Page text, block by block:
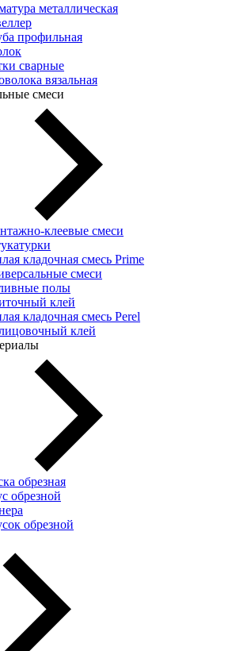
металлическая
профильная
сварные
вязальная
смеси
клеевые смеси
кладочная смесь Prime
смеси
полы
клей
кладочная смесь Perel
клей
обрезная
обрезной
обрезной